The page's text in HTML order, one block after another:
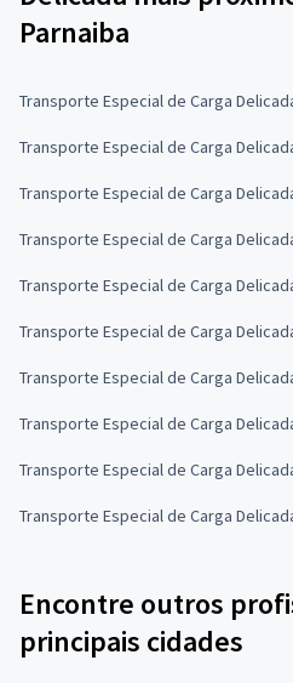
Parnaiba
Transporte Especial de Carga
Transporte Especial de Carga
Transporte Especial de Carga
Transporte Especial de Carga
Transporte Especial de Carga
Transporte Especial de Carga
Transporte Especial de Carga
Transporte Especial de Carga
Transporte Especial de Carga
Transporte Especial de Carga
Encontre outros
principais cidades